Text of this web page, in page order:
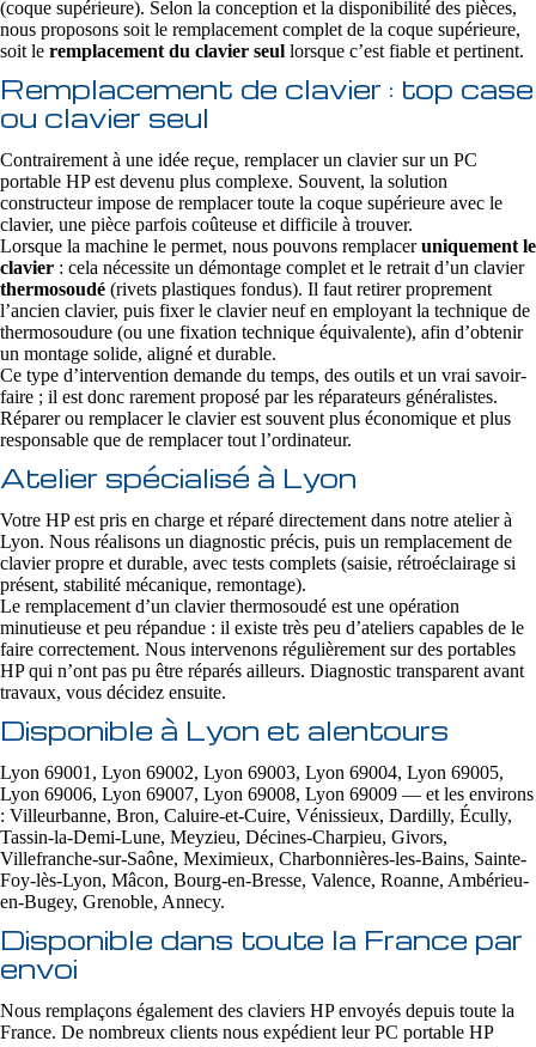
(coque supérieure). Selon la conception et la disponibilité des pièces,
nous proposons soit le remplacement complet de la coque supérieure,
soit le remplacement du clavier seul lorsque c’est fiable et pertinent.
Remplacement de clavier : top case
ou clavier seul
Contrairement à une idée reçue, remplacer un clavier sur un PC
portable HP est devenu plus complexe. Souvent, la solution
constructeur impose de remplacer toute la coque supérieure avec le
clavier, une pièce parfois coûteuse et difficile à trouver.
Lorsque la machine le permet, nous pouvons remplaceruniquement le
clavier : cela nécessite un démontage complet et le retrait d’un clavier
thermosoudé (rivets plastiques fondus). Il faut retirer proprement
l’ancien clavier, puis fixer le clavier neuf en employant la technique de
thermosoudure (ou une fixation technique équivalente), afin d’obtenir
un montage solide, aligné et durable.
Ce type d’intervention demande du temps, des outils et un vrai savoir-
faire ; il est donc rarement proposé par les réparateurs généralistes.
Réparer ou remplacer le clavier est souvent plus économique et plus
responsable que de remplacer tout l’ordinateur.
Atelier spécialisé à Lyon
Votre HP est pris en charge et réparé directement dans notre atelier à
Lyon. Nous réalisons un diagnostic précis, puis un remplacement de
clavier propre et durable, avec tests complets (saisie, rétroéclairage si
présent, stabilité mécanique, remontage).
Le remplacement d’un clavier thermosoudé est une opération
minutieuse et peu répandue : il existe très peu d’ateliers capables de le
faire correctement. Nous intervenons régulièrement sur des portables
HP qui n’ont pas pu être réparés ailleurs. Diagnostic transparent avant
travaux, vous décidez ensuite.
Disponible à Lyon et alentours
Lyon 69001, Lyon 69002, Lyon 69003, Lyon 69004, Lyon 69005,
Lyon 69006, Lyon 69007, Lyon 69008, Lyon 69009 — et les environs
: Villeurbanne, Bron, Caluire-et-Cuire, Vénissieux, Dardilly, Écully,
Tassin-la-Demi-Lune, Meyzieu, Décines-Charpieu, Givors,
Villefranche-sur-Saône, Meximieux, Charbonnières-les-Bains, Sainte-
Foy-lès-Lyon, Mâcon, Bourg-en-Bresse, Valence, Roanne, Ambérieu-
en-Bugey, Grenoble, Annecy.
Disponible dans toute la France par
envoi
Nous remplaçons également des claviers HP envoyés depuis toute la
France. De nombreux clients nous expédient leur PC portable HP